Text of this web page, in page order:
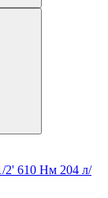
2' 610 Нм 204 л/